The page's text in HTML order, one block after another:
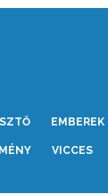
EMBEREK
VICCES